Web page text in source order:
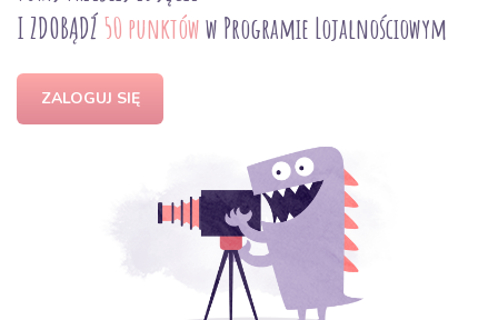
I ZDOBĄDŹ 50 punktóww Programie Lojalnościowym
ZALOGUJ SIĘ